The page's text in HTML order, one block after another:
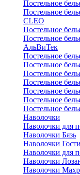
Постельное
Постельное
CLEO
Постельное
Постельное
АльВиТек
Постельное
Постельное
Постельное
Постельное
Постельное
Постельное
Постельное
Наволочки
Наволочки для
Наволочки Бязь
Наволочки
Наволочки для
Наволочки
Наволочки